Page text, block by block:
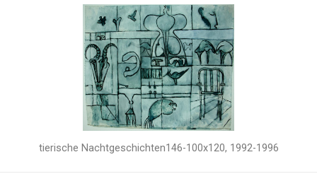
tierische Nachtgeschichten146-100x120, 1992-1996